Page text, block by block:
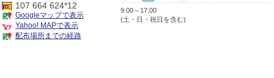
9:00～17:00
(土・日・祝日を含む)
107 664 624*12
Googleマップで表示
Yahoo! MAPで表示
配布場所までの経路